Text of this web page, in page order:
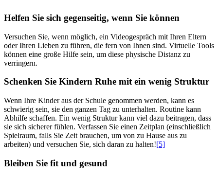
Helfen Sie sich gegenseitig, wenn Sie können
Versuchen Sie, wenn möglich, ein Videogespräch mit Ihren Eltern
oder Ihren Lieben zu führen, die fern von Ihnen sind. Virtuelle Tools
können eine große Hilfe sein, um diese physische Distanz zu
verringern.
Schenken Sie Kindern Ruhe mit ein wenig Struktur
Wenn Ihre Kinder aus der Schule genommen werden, kann es
schwierig sein, sie den ganzen Tag zu unterhalten. Routine kann
Abhilfe schaffen. Ein wenig Struktur kann viel dazu beitragen, dass
sie sich sicherer fühlen. Verfassen Sie einen Zeitplan (einschließlich
Spielraum, falls Sie Zeit brauchen, um von zu Hause aus zu
arbeiten) und versuchen Sie, sich daran zu halten![5]
Bleiben Sie fit und gesund